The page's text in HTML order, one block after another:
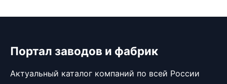
Портал заводов и фабрик
Актуальный каталог компаний по всей России